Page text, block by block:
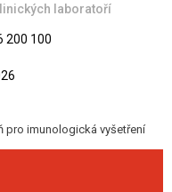
laboratoří
200 100
pro imunologická vyšetření